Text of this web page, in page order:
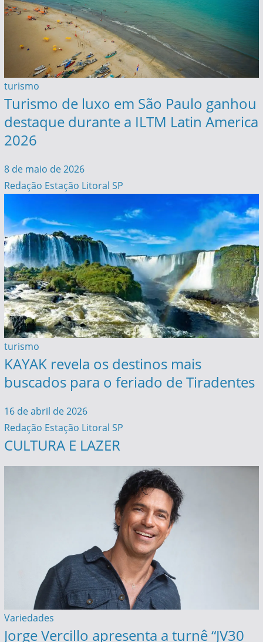
turismo
Turismo de luxo em São Paulo ganhou
destaque durante a ILTM Latin America
2026
8 de maio de 2026
Redação Estação Litoral SP
turismo
KAYAK revela os destinos mais
buscados para o feriado de Tiradentes
16 de abril de 2026
Redação Estação Litoral SP
CULTURA E LAZER
Variedades
Jorge Vercillo apresenta a turnê “JV30